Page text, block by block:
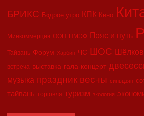
БРИКС Бодрое утро КПК Кино
Минкоммерции ООН ПМЭФ Пояс и путь
Тайвань Форум Харбин ЧС ШОС
встреча выставка гала-концерт
музыка праздник весны синьцзян
тайвань торговля туризм экология